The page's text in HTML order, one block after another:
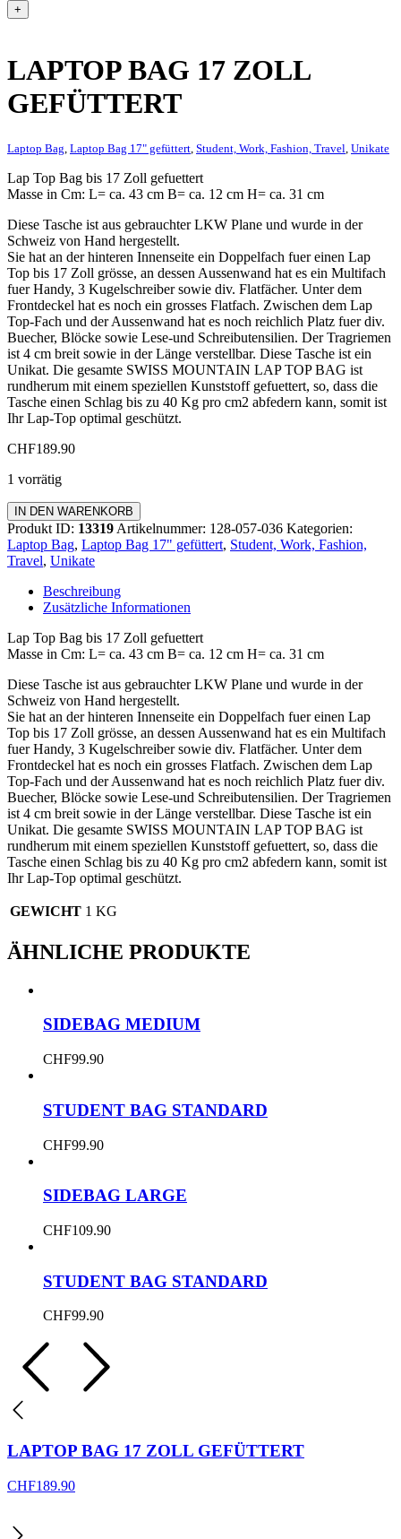
+
LAPTOP BAG 17 ZOLL
GEFÜTTERT
Laptop Bag Laptop Bag 17" gefüttert Student, Work, Fashion, Travel Unikate
Lap Top Bag bis 17 Zoll gefuettert
Masse in Cm: L= ca. 43 cm B= ca. 12 cm H= ca. 31 cm
Diese Tasche ist aus gebrauchter LKW Plane und wurde in der
Schweiz von Hand hergestellt.
Sie hat an der hinteren Innenseite ein Doppelfach fuer einen Lap
Top bis 17 Zoll grösse, an dessen Aussenwand hat es ein Multifach
fuer Handy, 3 Kugelschreiber sowie div. Flatfächer. Unter dem
Frontdeckel hat es noch ein grosses Flatfach. Zwischen dem Lap
Top-Fach und der Aussenwand hat es noch reichlich Platz fuer div.
Buecher, Blöcke sowie Lese-und Schreibutensilien. Der Tragriemen
ist 4 cm breit sowie in der Länge verstellbar. Diese Tasche ist ein
Unikat. Die gesamte SWISS MOUNTAIN LAP TOP BAG ist
rundherum mit einem speziellen Kunststoff gefuettert, so, dass die
Tasche einen Schlag bis zu 40 Kg pro cm2 abfedern kann, somit ist
Ihr Lap-Top optimal geschützt.
CHF189.90
1 vorrätig
Laptop
Bag
17
Zoll
Menge
IN DEN WARENKORB
Produkt ID: 13319 Artikelnummer: 128-057-036 Kategorien:
Laptop Bag, Laptop Bag 17" gefüttert, Student, Work, Fashion,
Travel, Unikate
Beschreibung
Zusätzliche Informationen
Lap Top Bag bis 17 Zoll gefuettert
Masse in Cm: L= ca. 43 cm B= ca. 12 cm H= ca. 31 cm
Diese Tasche ist aus gebrauchter LKW Plane und wurde in der
Schweiz von Hand hergestellt.
Sie hat an der hinteren Innenseite ein Doppelfach fuer einen Lap
Top bis 17 Zoll grösse, an dessen Aussenwand hat es ein Multifach
fuer Handy, 3 Kugelschreiber sowie div. Flatfächer. Unter dem
Frontdeckel hat es noch ein grosses Flatfach. Zwischen dem Lap
Top-Fach und der Aussenwand hat es noch reichlich Platz fuer div.
Buecher, Blöcke sowie Lese-und Schreibutensilien. Der Tragriemen
ist 4 cm breit sowie in der Länge verstellbar. Diese Tasche ist ein
Unikat. Die gesamte SWISS MOUNTAIN LAP TOP BAG ist
rundherum mit einem speziellen Kunststoff gefuettert, so, dass die
Tasche einen Schlag bis zu 40 Kg pro cm2 abfedern kann, somit ist
Ihr Lap-Top optimal geschützt.
GEWICHT 1 KG
ÄHNLICHE PRODUKTE
SIDEBAG MEDIUM
CHF99.90
STUDENT BAG STANDARD
CHF99.90
SIDEBAG LARGE
CHF109.90
STUDENT BAG STANDARD
CHF99.90
LAPTOP BAG 17 ZOLL GEFÜTTERT
CHF189.90